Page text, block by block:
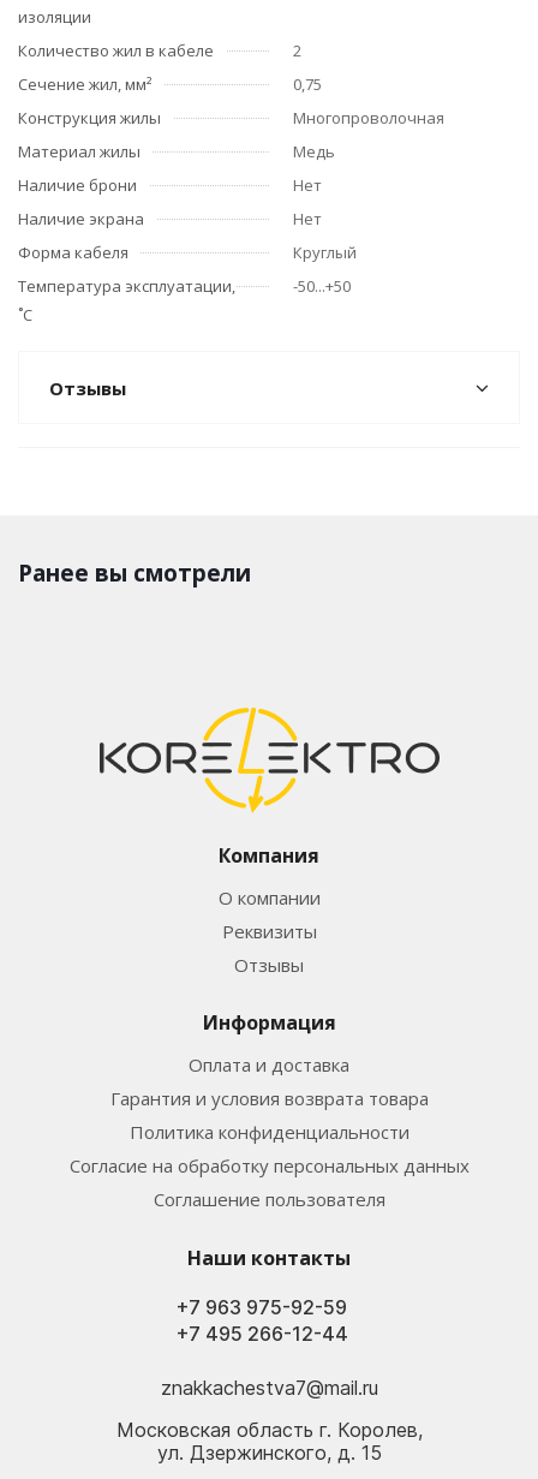
изоляции
Количество жил в кабеле
2
Сечение жил, мм²
0,75
Конструкция жилы
Многопроволочная
Материал жилы
Медь
Наличие брони
Нет
Наличие экрана
Нет
Форма кабеля
Круглый
Температура эксплуатации,
˚С
-50...+50
Отзывы
Ранее вы смотрели
Компания
О компании
Реквизиты
Отзывы
Информация
Оплата и доставка
Гарантия и условия возврата товара
Политика конфиденциальности
Согласие на обработку персональных данных
Соглашение пользователя
Наши контакты
+7 495 266-12-44
+7 963 975-92-59
znakkachestva7@mail.ru
Московская область г. Королев,
ул. Дзержинского, д. 15